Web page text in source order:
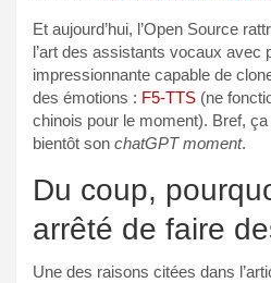
Et aujourd’hui, l’Open Source
l’art des assistants vocaux avec
impressionnante capable de
des émotions : F5-TTS (ne
chinois pour le moment). Bref, ça
bientôt son chatGPT moment.
Du coup,
arrêté de faire
Une des raisons citées dans